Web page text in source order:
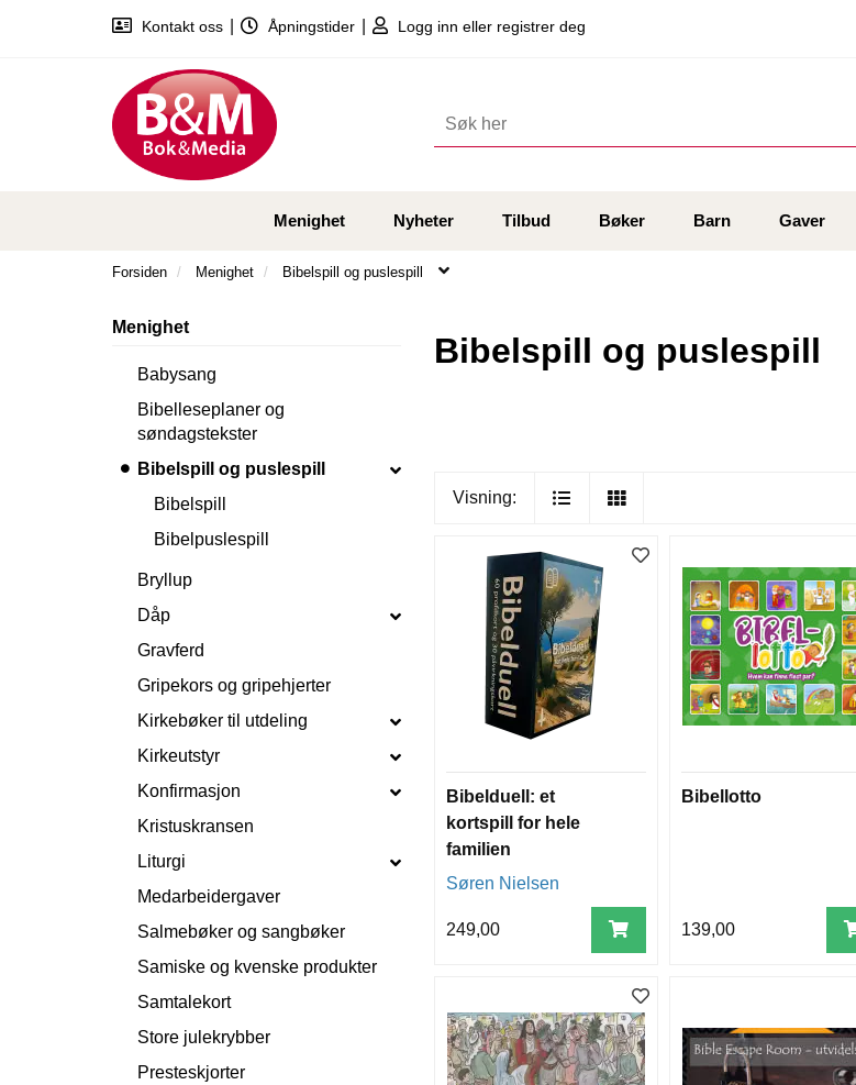
Kontakt oss Åpningstider Logg inn eller registrer deg
Menighet Nyheter Tilbud Bøker Barn Gaver
Forsiden Menighet Bibelspill og puslespill
Menighet
Babysang
Bibelleseplaner og
søndagstekster
Bibelspill og puslespill
Bibelspill
Bibelpuslespill
Bryllup
Dåp
Gravferd
Gripekors og gripehjerter
Kirkebøker til utdeling
Kirkeutstyr
Konfirmasjon
Kristuskransen
Liturgi
Medarbeidergaver
Salmebøker og sangbøker
Samiske og kvenske produkter
Samtalekort
Store julekrybber
Presteskjorter
Bibelspill og puslespill
Visning:
Bibelduell: et
kortspill for hele
familien
Søren Nielsen
249,00
Bibellotto
139,00